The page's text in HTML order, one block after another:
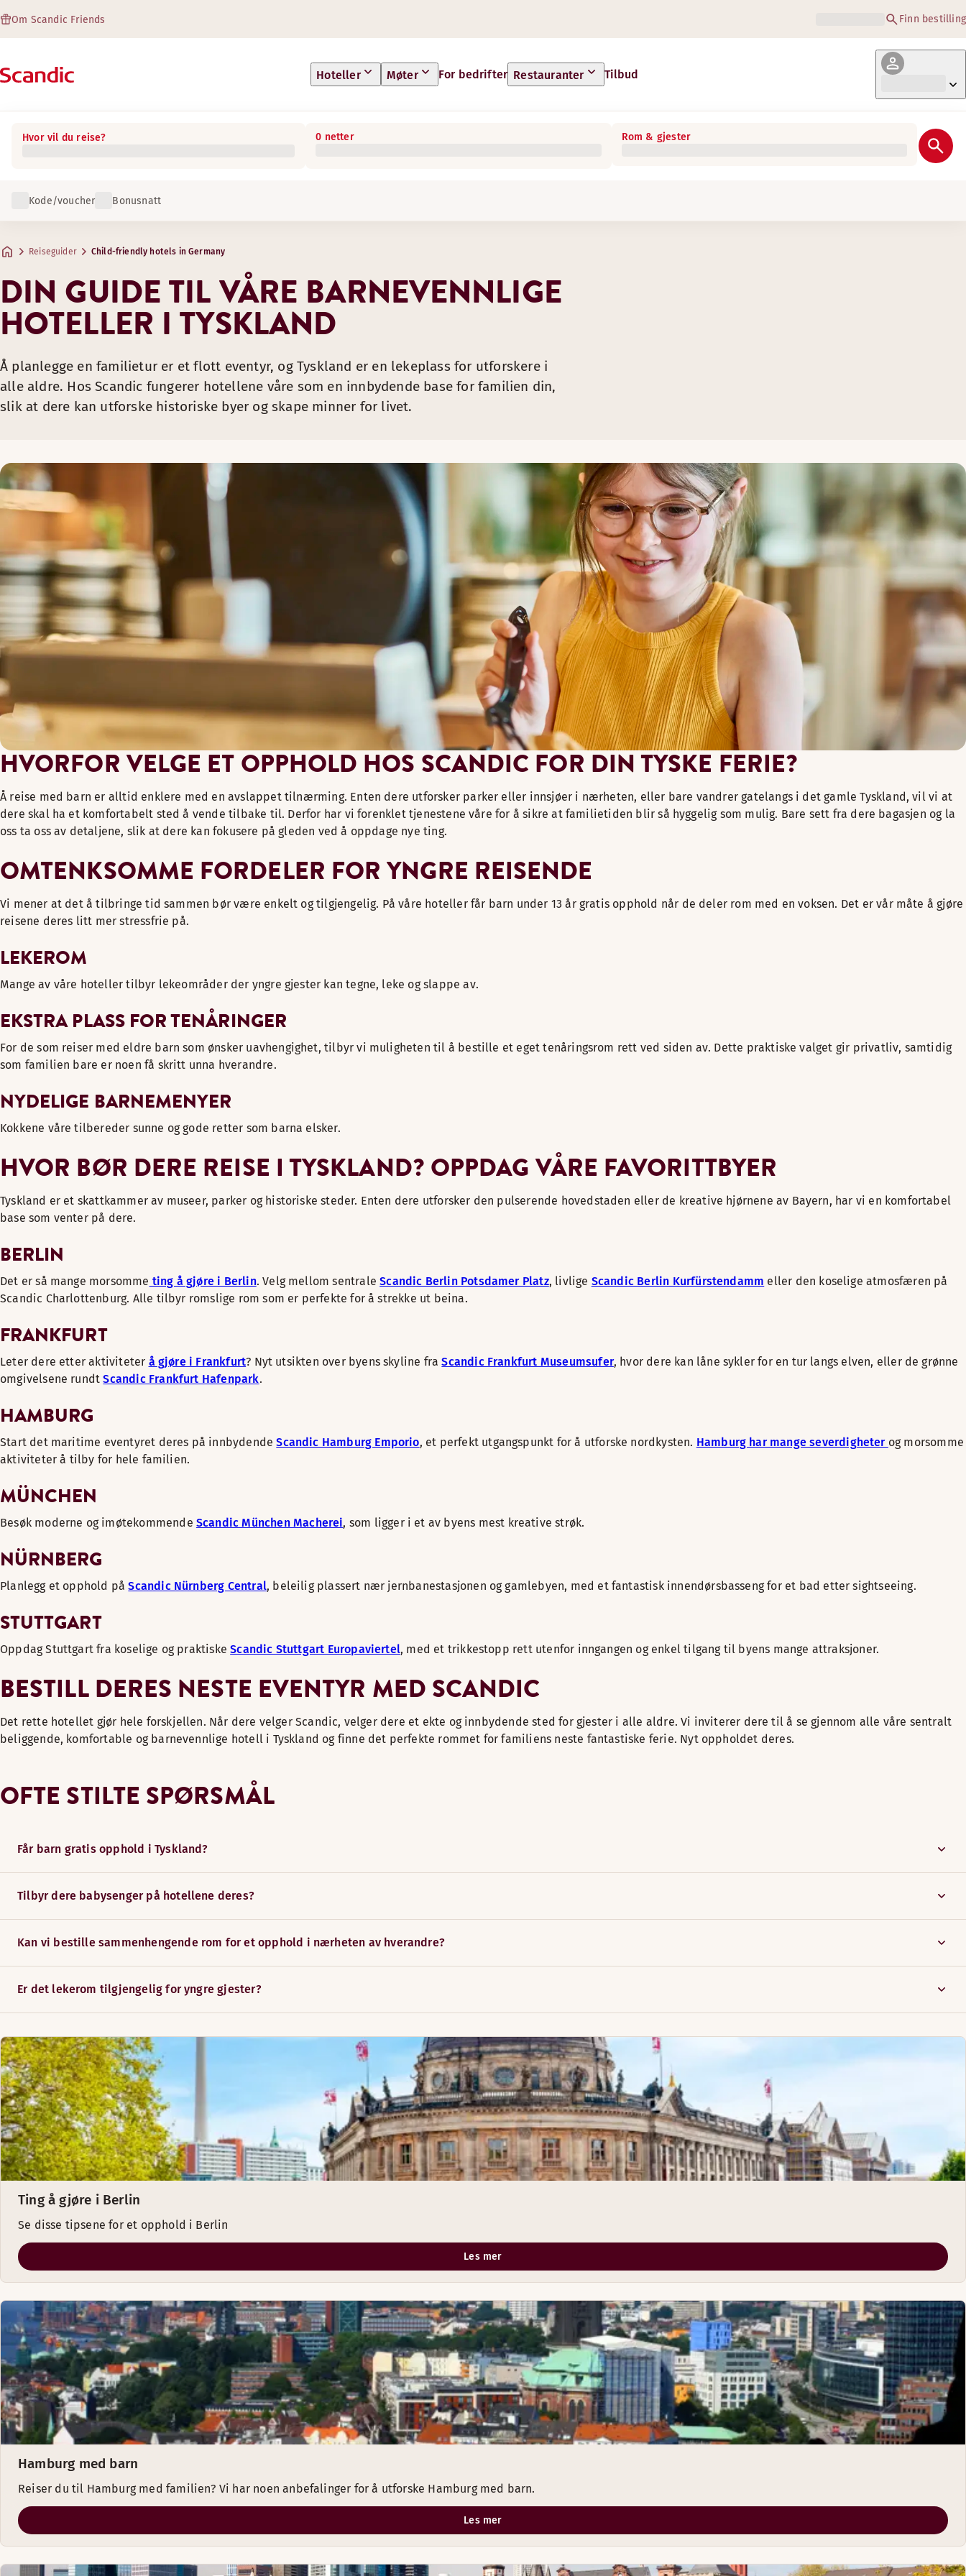
Om Scandic Friends Finn bestilling
Hoteller Møter For bedrifter Restauranter Tilbud
Hvor vil du reise? 0 netter Rom & gjester
Kode/voucher Bonusnatt
Reiseguider Child-friendly hotels in Germany
DIN GUIDE TIL VÅRE BARNEVENNLIGE
HOTELLER I TYSKLAND
Å planlegge en familietur er et flott eventyr, og Tyskland er en lekeplass for utforskere i
alle aldre. Hos Scandic fungerer hotellene våre som en innbydende base for familien din,
slik at dere kan utforske historiske byer og skape minner for livet.
HVORFOR VELGE ET OPPHOLD HOS SCANDIC FOR DIN TYSKE FERIE?
Å reise med barn er alltid enklere med en avslappet tilnærming. Enten dere utforsker parker eller innsjøer i nærheten, eller bare vandrer gatelangs i det gamle Tyskland, vil vi at
dere skal ha et komfortabelt sted å vende tilbake til. Derfor har vi forenklet tjenestene våre for å sikre at familietiden blir så hyggelig som mulig. Bare sett fra dere bagasjen og la
oss ta oss av detaljene, slik at dere kan fokusere på gleden ved å oppdage nye ting.
OMTENKSOMME FORDELER FOR YNGRE REISENDE
Vi mener at det å tilbringe tid sammen bør være enkelt og tilgjengelig. På våre hoteller får barn under 13 år gratis opphold når de deler rom med en voksen. Det er vår måte å gjøre
reisene deres litt mer stressfrie på.
LEKEROM
Mange av våre hoteller tilbyr lekeområder der yngre gjester kan tegne, leke og slappe av.
EKSTRA PLASS FOR TENÅRINGER
For de som reiser med eldre barn som ønsker uavhengighet, tilbyr vi muligheten til å bestille et eget tenåringsrom rett ved siden av. Dette praktiske valget gir privatliv, samtidig
som familien bare er noen få skritt unna hverandre.
NYDELIGE BARNEMENYER
Kokkene våre tilbereder sunne og gode retter som barna elsker.
HVOR BØR DERE REISE I TYSKLAND? OPPDAG VÅRE FAVORITTBYER
Tyskland er et skattkammer av museer, parker og historiske steder. Enten dere utforsker den pulserende hovedstaden eller de kreative hjørnene av Bayern, har vi en komfortabel
base som venter på dere.
BERLIN
Det er så mange morsomme ting å gjøre i Berlin. Velg mellom sentraleScandic Berlin Potsdamer Platz, livlige Scandic Berlin Kurfürstendamm eller den koselige atmosfæren på
Scandic Charlottenburg. Alle tilbyr romslige rom som er perfekte for å strekke ut beina.
FRANKFURT
Leter dere etter aktiviteter å gjøre i Frankfurt? Nyt utsikten over byens skyline fraScandic Frankfurt Museumsufer, hvor dere kan låne sykler for en tur langs elven, eller de grønne
omgivelsene rundtScandic Frankfurt Hafenpark.
HAMBURG
Start det maritime eventyret deres på innbydendeScandic Hamburg Emporio, et perfekt utgangspunkt for å utforske nordkysten. Hamburg har mange severdigheter og morsomme
aktiviteter å tilby for hele familien.
MÜNCHEN
Besøk moderne og imøtekommende Scandic München Macherei, som ligger i et av byens mest kreative strøk.
NÜRNBERG
Planlegg et opphold påScandic Nürnberg Central, beleilig plassert nær jernbanestasjonen og gamlebyen, med et fantastisk innendørsbasseng for et bad etter sightseeing.
STUTTGART
Oppdag Stuttgart fra koselige og praktiskeScandic Stuttgart Europaviertel, med et trikkestopp rett utenfor inngangen og enkel tilgang til byens mange attraksjoner.
BESTILL DERES NESTE EVENTYR MED SCANDIC
Det rette hotellet gjør hele forskjellen. Når dere velger Scandic, velger dere et ekte og innbydende sted for gjester i alle aldre. Vi inviterer dere til å se gjennom alle våre sentralt
beliggende, komfortable og barnevennlige hotell i Tyskland og finne det perfekte rommet for familiens neste fantastiske ferie. Nyt oppholdet deres.
OFTE STILTE SPØRSMÅL
Får barn gratis opphold i Tyskland?
Tilbyr dere babysenger på hotellene deres?
Kan vi bestille sammenhengende rom for et opphold i nærheten av hverandre?
Er det lekerom tilgjengelig for yngre gjester?
Ting å gjøre i Berlin
Se disse tipsene for et opphold i Berlin
Les mer
Hamburg med barn
Reiser du til Hamburg med familien? Vi har noen anbefalinger for å utforske Hamburg med barn.
Les mer